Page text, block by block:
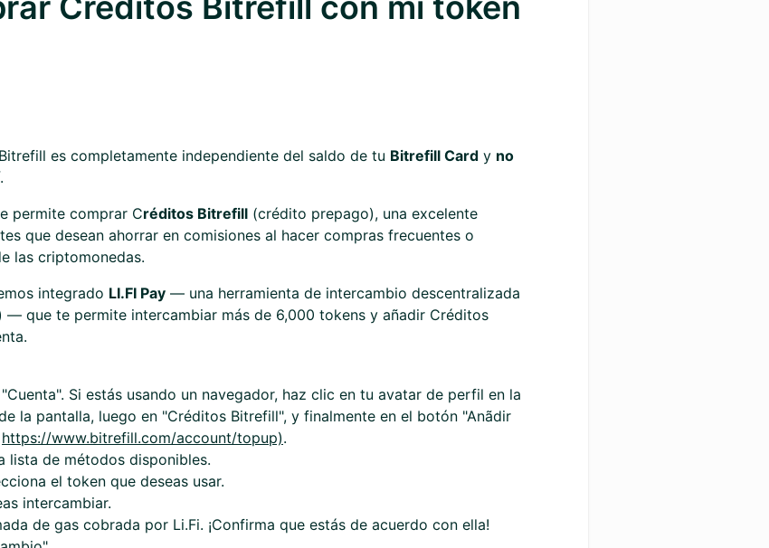
es completamente independiente del saldo de tu Bitrefill Card y no
.
permite comprar Créditos Bitrefill (crédito prepago), una excelente
que desean ahorrar en comisiones al hacer compras frecuentes o
las criptomonedas.
integrado LI.FI Pay — una herramienta de intercambio descentralizada
— que te permite intercambiar más de 6,000 tokens y añadir Créditos
Si estás usando un navegador, haz clic en tu avatar de perfil en la
la pantalla, luego en "Créditos Bitrefill", y finalmente en el botón "Anãdir
https://www.bitrefill.com/account/topup).
lista de métodos disponibles.
el token que deseas usar.
intercambiar.
de gas cobrada por Li.Fi. ¡Confirma que estás de acuerdo con ella!